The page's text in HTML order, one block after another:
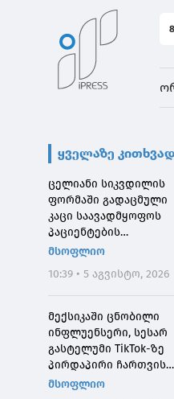
ყველაზე
ცელიანი სიკვდილის
ფორმაში გადაცმული
კაცი საავადმყოფოს
პაციენტების
შეშინებისთვის
მსოფლიო
10:39 • 5 აგვისტო, 2026
მექსიკაში ცნობილი
ინფლუენსერი, სესარ
გასტელუმი TikTok-ზე
პირდაპირი ჩართვის
დროს მოკლეს
მსოფლიო